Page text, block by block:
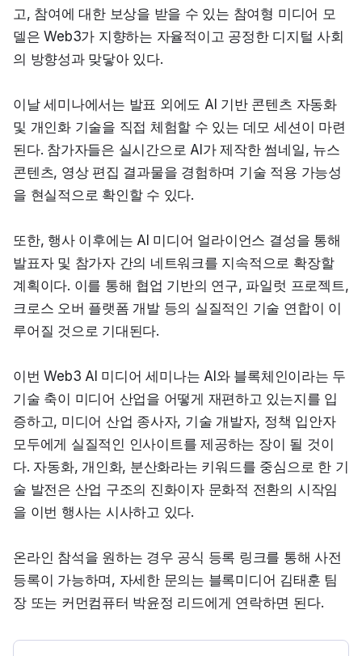
고, 참여에 대한 보상을 받을 수 있는 참여형 미디어 모
델은 Web3가 지향하는 자율적이고 공정한 디지털 사회
의 방향성과 맞닿아 있다.
이날 세미나에서는 발표 외에도 AI 기반 콘텐츠 자동화
및 개인화 기술을 직접 체험할 수 있는 데모 세션이 마련
된다. 참가자들은 실시간으로 AI가 제작한 썸네일, 뉴스
콘텐츠, 영상 편집 결과물을 경험하며 기술 적용 가능성
을 현실적으로 확인할 수 있다.
또한, 행사 이후에는 AI 미디어 얼라이언스 결성을 통해
발표자 및 참가자 간의 네트워크를 지속적으로 확장할
계획이다. 이를 통해 협업 기반의 연구, 파일럿 프로젝트,
크로스 오버 플랫폼 개발 등의 실질적인 기술 연합이 이
루어질 것으로 기대된다.
이번 Web3 AI 미디어 세미나는 AI와 블록체인이라는 두
기술 축이 미디어 산업을 어떻게 재편하고 있는지를 입
증하고, 미디어 산업 종사자, 기술 개발자, 정책 입안자
모두에게 실질적인 인사이트를 제공하는 장이 될 것이
다. 자동화, 개인화, 분산화라는 키워드를 중심으로 한 기
술 발전은 산업 구조의 진화이자 문화적 전환의 시작임
을 이번 행사는 시사하고 있다.
온라인 참석을 원하는 경우 공식 등록 링크를 통해 사전
등록이 가능하며, 자세한 문의는 블록미디어 김태훈 팀
장 또는 커먼컴퓨터 박윤정 리드에게 연락하면 된다.